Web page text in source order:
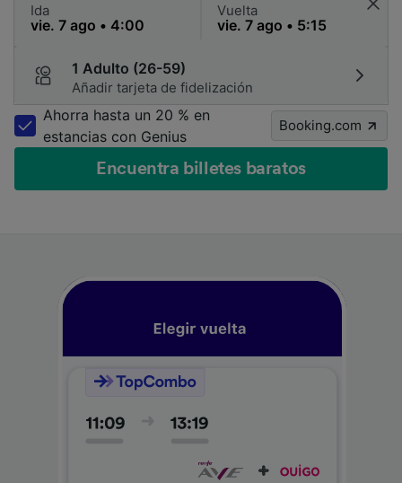
Ida Vuelta
1 Adulto (26-59)
Añadir tarjeta de fidelización
Ahorra hasta un 20 % en
estancias con Genius
Booking.com
Encuentra billetes baratos